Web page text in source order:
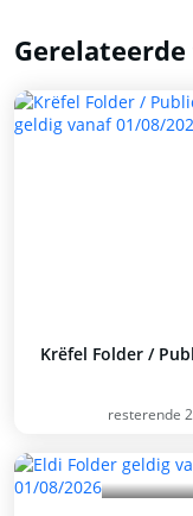
Krëfel Folder /
resterende